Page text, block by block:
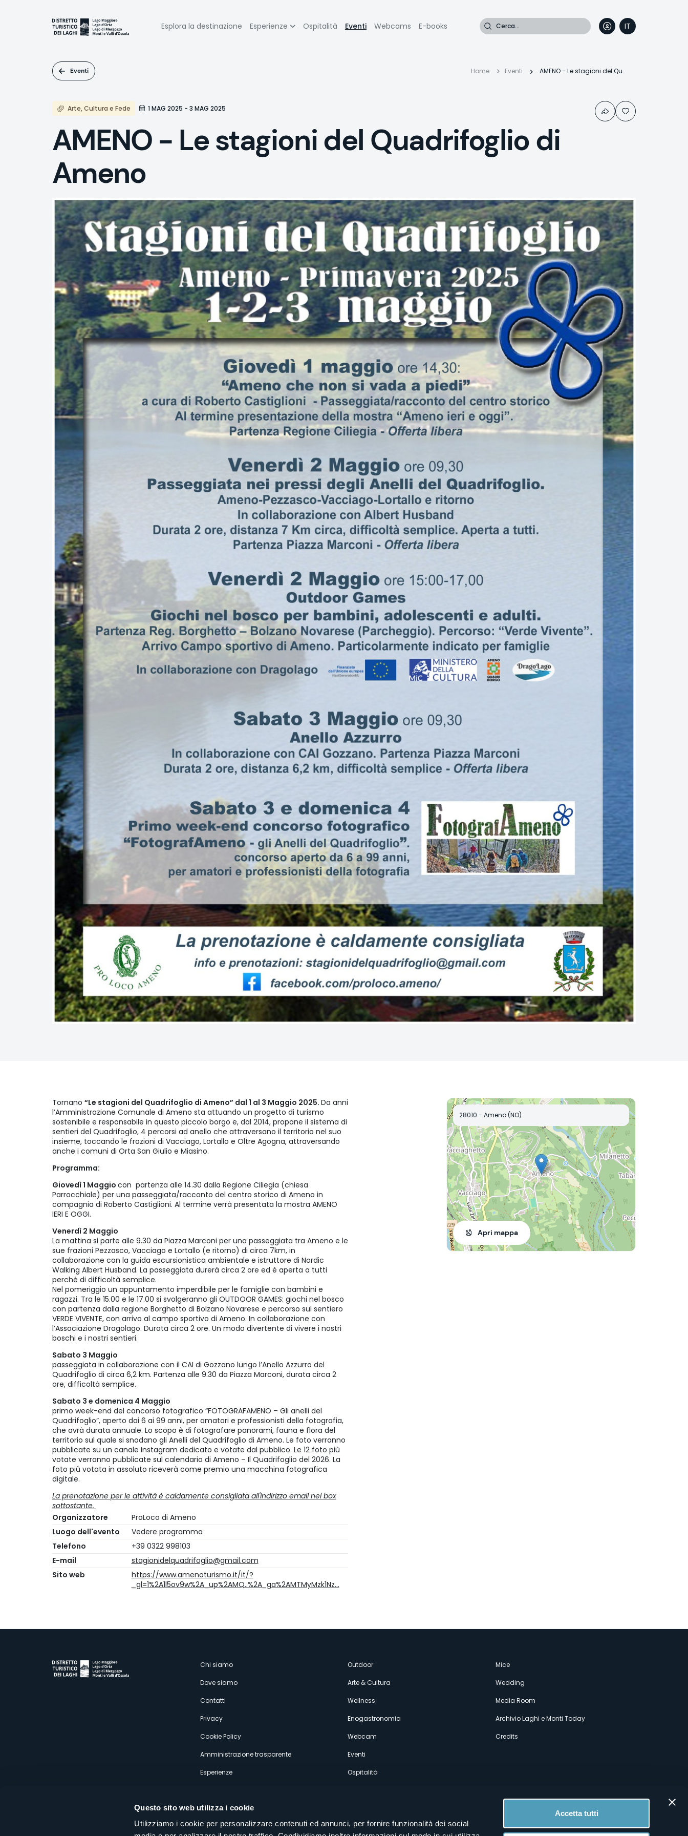
Questo sito web utilizza i cookie
Utilizziamo i cookie per personalizzare contenuti ed annunci, per fornire funzionalità dei social
Accetta tutti
Navigazione
Esplora la destinazione Esperienze Ospitalità Eventi Webcams E-books Cerca
IT
EN
FR
DE
Eventi
Briciole
pane
Home Eventi AMENO - Le stagioni del Quadrifoglio di Ameno
Arte, Cultura e Fede 1 MAG 2025 - 3 MAG 2025
AMENO - Le stagioni del Quadrifoglio di
Ameno
Tornano “Le stagioni del Quadrifoglio di Ameno” dal 1 al 3 Maggio 2025. Da anni
l’Amministrazione Comunale di Ameno sta attuando un progetto di turismo
sostenibile e responsabile in questo piccolo borgo e, dal 2014, propone il sistema di
sentieri del Quadrifoglio, 4 percorsi ad anello che attraversano il territorio nel suo
insieme, toccando le frazioni di Vacciago, Lortallo e Oltre Agogna, attraversando
anche i comuni di Orta San Giulio e Miasino.
Programma:
Giovedì 1 Maggio con partenza alle 14.30 dalla Regione Ciliegia (chiesa
Parrocchiale) per una passeggiata/racconto del centro storico di Ameno in
compagnia di Roberto Castiglioni. Al termine verrà presentata la mostra AMENO
IERI E OGGI.
Venerdì 2 Maggio
La mattina si parte alle 9.30 da Piazza Marconi per una passeggiata tra Ameno e le
sue frazioni Pezzasco, Vacciago e Lortallo (e ritorno) di circa 7km, in
collaborazione con la guida escursionistica ambientale e istruttore di Nordic
Walking Albert Husband. La passeggiata durerà circa 2 ore ed è aperta a tutti
perché di difficoltà semplice.
Nel pomeriggio un appuntamento imperdibile per le famiglie con bambini e
ragazzi. Tra le 15.00 e le 17.00 si svolgeranno gli OUTDOOR GAMES: giochi nel bosco
con partenza dalla regione Borghetto di Bolzano Novarese e percorso sul sentiero
VERDE VIVENTE, con arrivo al campo sportivo di Ameno. In collaborazione con
l’Associazione Dragolago. Durata circa 2 ore. Un modo divertente di vivere i nostri
boschi e i nostri sentieri.
Sabato 3 Maggio
passeggiata in collaborazione con il CAI di Gozzano lungo l’Anello Azzurro del
Quadrifoglio di circa 6,2 km. Partenza alle 9.30 da Piazza Marconi, durata circa 2
ore, difficoltà semplice.
Sabato 3 e domenica 4 Maggio
primo week-end del concorso fotografico “FOTOGRAFAMENO – Gli anelli del
Quadrifoglio”, aperto dai 6 ai 99 anni, per amatori e professionisti della fotografia,
che avrà durata annuale. Lo scopo è di fotografare panorami, fauna e flora del
territorio sul quale si snodano gli Anelli del Quadrifoglio di Ameno. Le foto verranno
pubblicate su un canale Instagram dedicato e votate dal pubblico. Le 12 foto più
votate verranno pubblicate sul calendario di Ameno – Il Quadrifoglio del 2026. La
foto più votata in assoluto riceverà come premio una macchina fotografica
digitale.
La prenotazione per le attività è caldamente consigliata all'indirizzo email nel box
sottostante.
Organizzatore
ProLoco di Ameno
Luogo dell'evento
Vedere programma
Telefono
+39 0322 998103
E-mail
stagionidelquadrifoglio@gmail.com
Sito web
https://www.amenoturismo.it/it/?
_gl=1%2A1l5ov9w%2A_up%2AMQ..%2A_ga%2AMTMyMzk1Nz…
28010 - Ameno (NO)
Apri mappa
Menù
secondario
Chi siamo
Dove siamo
Contatti
Privacy
Cookie Policy
Amministrazione trasparente
Esperienze
Outdoor
Arte & Cultura
Wellness
Enogastronomia
Webcam
Eventi
Ospitalità
Mice
Wedding
Media Room
Archivio Laghi e Monti Today
Credits